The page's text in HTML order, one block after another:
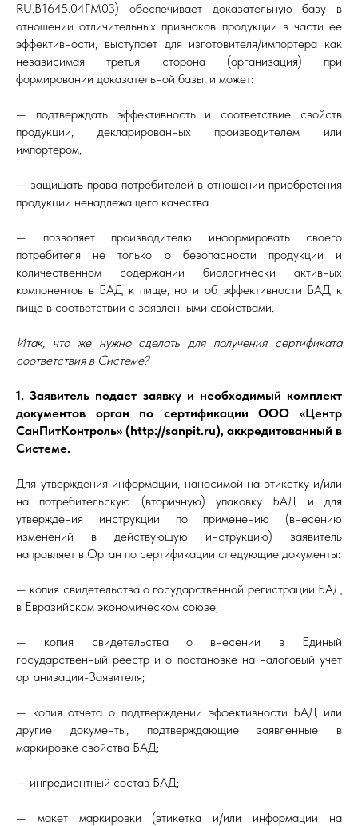
RU.В1645.04ГМ03) обеспечивает доказательную базу в
отношении отличительных признаков продукции в части ее
эффективности, выступает для изготовителя/импортера как
независимая третья сторона (организация) при
формировании доказательной базы, и может:
— подтверждать эффективность и соответствие свойств
продукции, декларированных производителем или
импортером,
— защищать права потребителей в отношении приобретения
продукции ненадлежащего качества.
— позволяет производителю информировать своего
потребителя не только о безопасности продукции и
количественном содержании биологически активных
компонентов в БАД к пище, но и об эффективности БАД к
пище в соответствии с заявленными свойствами.
Итак, что же нужно сделать для получения сертификата
соответствия в Системе?
1. Заявитель подает заявку и необходимый комплект
документов орган по сертификации ООО «Центр
СанПитКонтроль» (http://sanpit.ru), аккредитованный в
Системе.
Для утверждения информации, наносимой на этикетку и/или
на потребительскую (вторичную) упаковку БАД и для
утверждения инструкции по применению (внесению
изменений в действующую инструкцию) заявитель
направляет в Орган по сертификации следующие документы:
— копия свидетельства о государственной регистрации БАД
в Евразийском экономическом союзе;
— копия свидетельства о внесении в Единый
государственный реестр и о постановке на налоговый учет
организации-Заявителя;
— копия отчета о подтверждении эффективности БАД или
другие документы, подтверждающие заявленные в
маркировке свойства БАД;
— ингредиентный состав БАД;
— макет маркировки (этикетка и/или информации на